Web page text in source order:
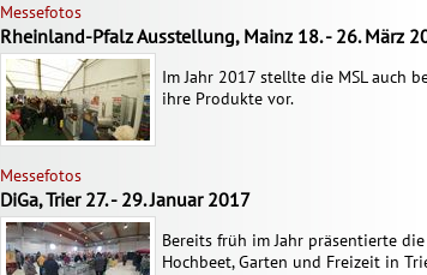
Messefotos
Rheinland-Pfalz Ausstellung, Mainz 18. - 26. März
Im Jahr 2017 stellte die MSL auch
ihre Produkte vor.
Messefotos
DiGa, Trier 27. - 29. Januar 2017
Bereits früh im Jahr präsentierte
Hochbeet, Garten und Freizeit in